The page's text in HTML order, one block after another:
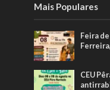
Mais Populares
Feira
CEU